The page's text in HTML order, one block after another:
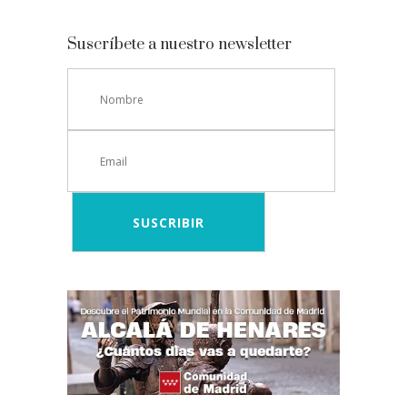
Suscríbete a nuestro newsletter